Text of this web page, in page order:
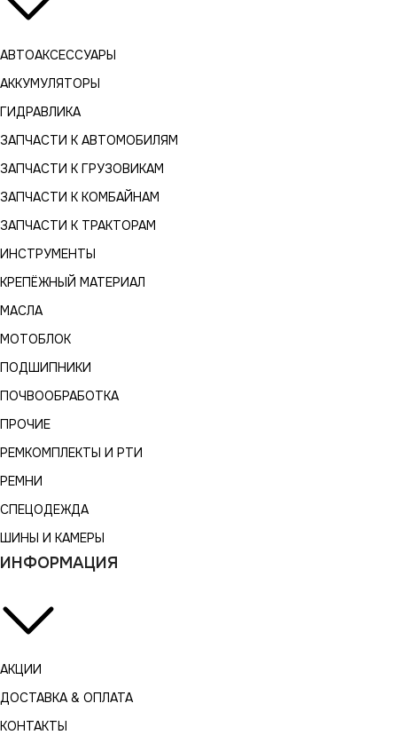
АВТОАКСЕССУАРЫ
АККУМУЛЯТОРЫ
ГИДРАВЛИКА
ЗАПЧАСТИ К АВТОМОБИЛЯМ
ЗАПЧАСТИ К ГРУЗОВИКАМ
ЗАПЧАСТИ К КОМБАЙНАМ
ЗАПЧАСТИ К ТРАКТОРАМ
ИНСТРУМЕНТЫ
КРЕПЁЖНЫЙ МАТЕРИАЛ
МАСЛА
МОТОБЛОК
ПОДШИПНИКИ
ПОЧВООБРАБОТКА
ПРОЧИЕ
РЕМКОМПЛЕКТЫ И РТИ
РЕМНИ
СПЕЦОДЕЖДА
ШИНЫ И КАМЕРЫ
ИНФОРМАЦИЯ
АКЦИИ
ДОСТАВКА & ОПЛАТА
КОНТАКТЫ